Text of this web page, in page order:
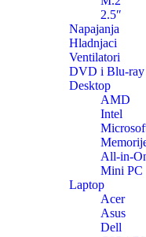
2.5″
Napajanja
Hladnjaci
Ventilatori
DVD i Blu-ray
Desktop
AMD
Intel
All-in-
Mini PC
Laptop
Acer
Asus
Dell